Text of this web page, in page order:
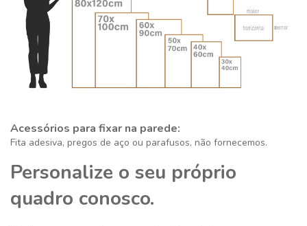
Acessórios para fixar na parede:
Fita adesiva, pregos de aço ou parafusos, não fornecemos.
Personalize o seu próprio
quadro conosco.